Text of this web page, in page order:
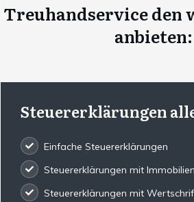
Treuhandservice den
anbieten:
Steuererklärungen
Einfache Steuererklärungen
Steuererklärungen mit Immobilien
Steuererklärungen mit